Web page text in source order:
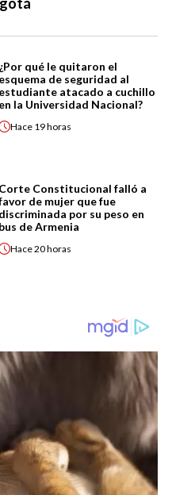
¿Por qué le quitaron el
esquema de seguridad al
estudiante atacado a cuchillo
en la Universidad Nacional?
Hace 19 horas
Corte Constitucional falló a
de mujer que fue
discriminada por su peso en
bus de Armenia
Hace20 horas